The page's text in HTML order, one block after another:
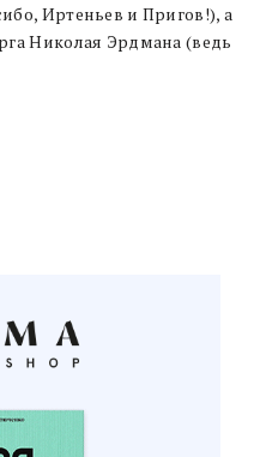
Иртеньев и Пригов!), а
Николая Эрдмана (ведь